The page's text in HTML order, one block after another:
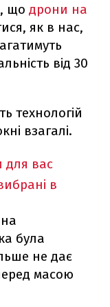
, що дрони на
як в нас,
від 30
технологій
взагалі.
для вас
в
була
не дає
масою